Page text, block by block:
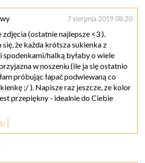
7 sierpnia 2019 08:20
zdjęcia (ostatnie najlepsze <3 ).
się, że każda krótsza sukienka z
spodenkami/halką byłaby o wiele
w noszeniu (ile ja się ostatnio
próbując łapać podwiewaną co
;/ ). Napisze raz jeszcze, ze kolor
przepiękny - idealnie do Ciebie